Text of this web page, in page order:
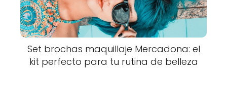
Set brochas maquillaje Mercadona: el
kit perfecto para tu rutina de belleza